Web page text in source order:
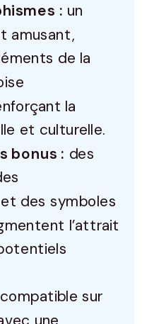
: un
amusant,
de la
la
et culturelle.
bonus : des
des symboles
l’attrait
compatible sur